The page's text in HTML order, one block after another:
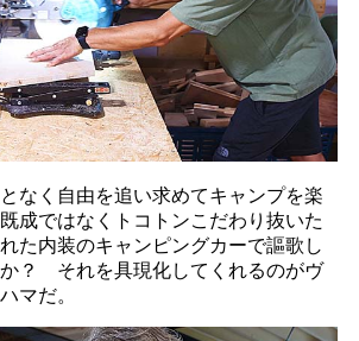
なく自由を追い求めてキャンプを楽
成ではなくトコトンこだわり抜いた
た内装のキャンピングカーで謳歌し
？ それを具現化してくれるのがヴ
マだ。